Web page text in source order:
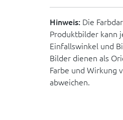
Hinweis: Die
Produktbilder kann
Einfallswinkel und
Bilder dienen als
Farbe und Wirkung
abweichen.